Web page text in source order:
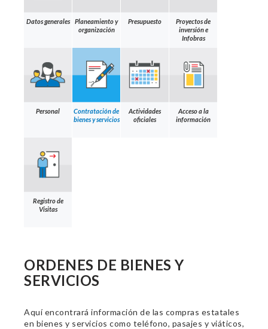
Datos generales
Planeamiento y
organización
Presupuesto
Proyectos de
inversión e
Infobras
Personal
Contratación de
bienes y servicios
Actividades
oficiales
Acceso a la
información
Registro de
Visitas
ORDENES DE BIENES Y
SERVICIOS
Aquí encontrará información de las compras estatales
en bienes y servicios como teléfono, pasajes y viáticos,